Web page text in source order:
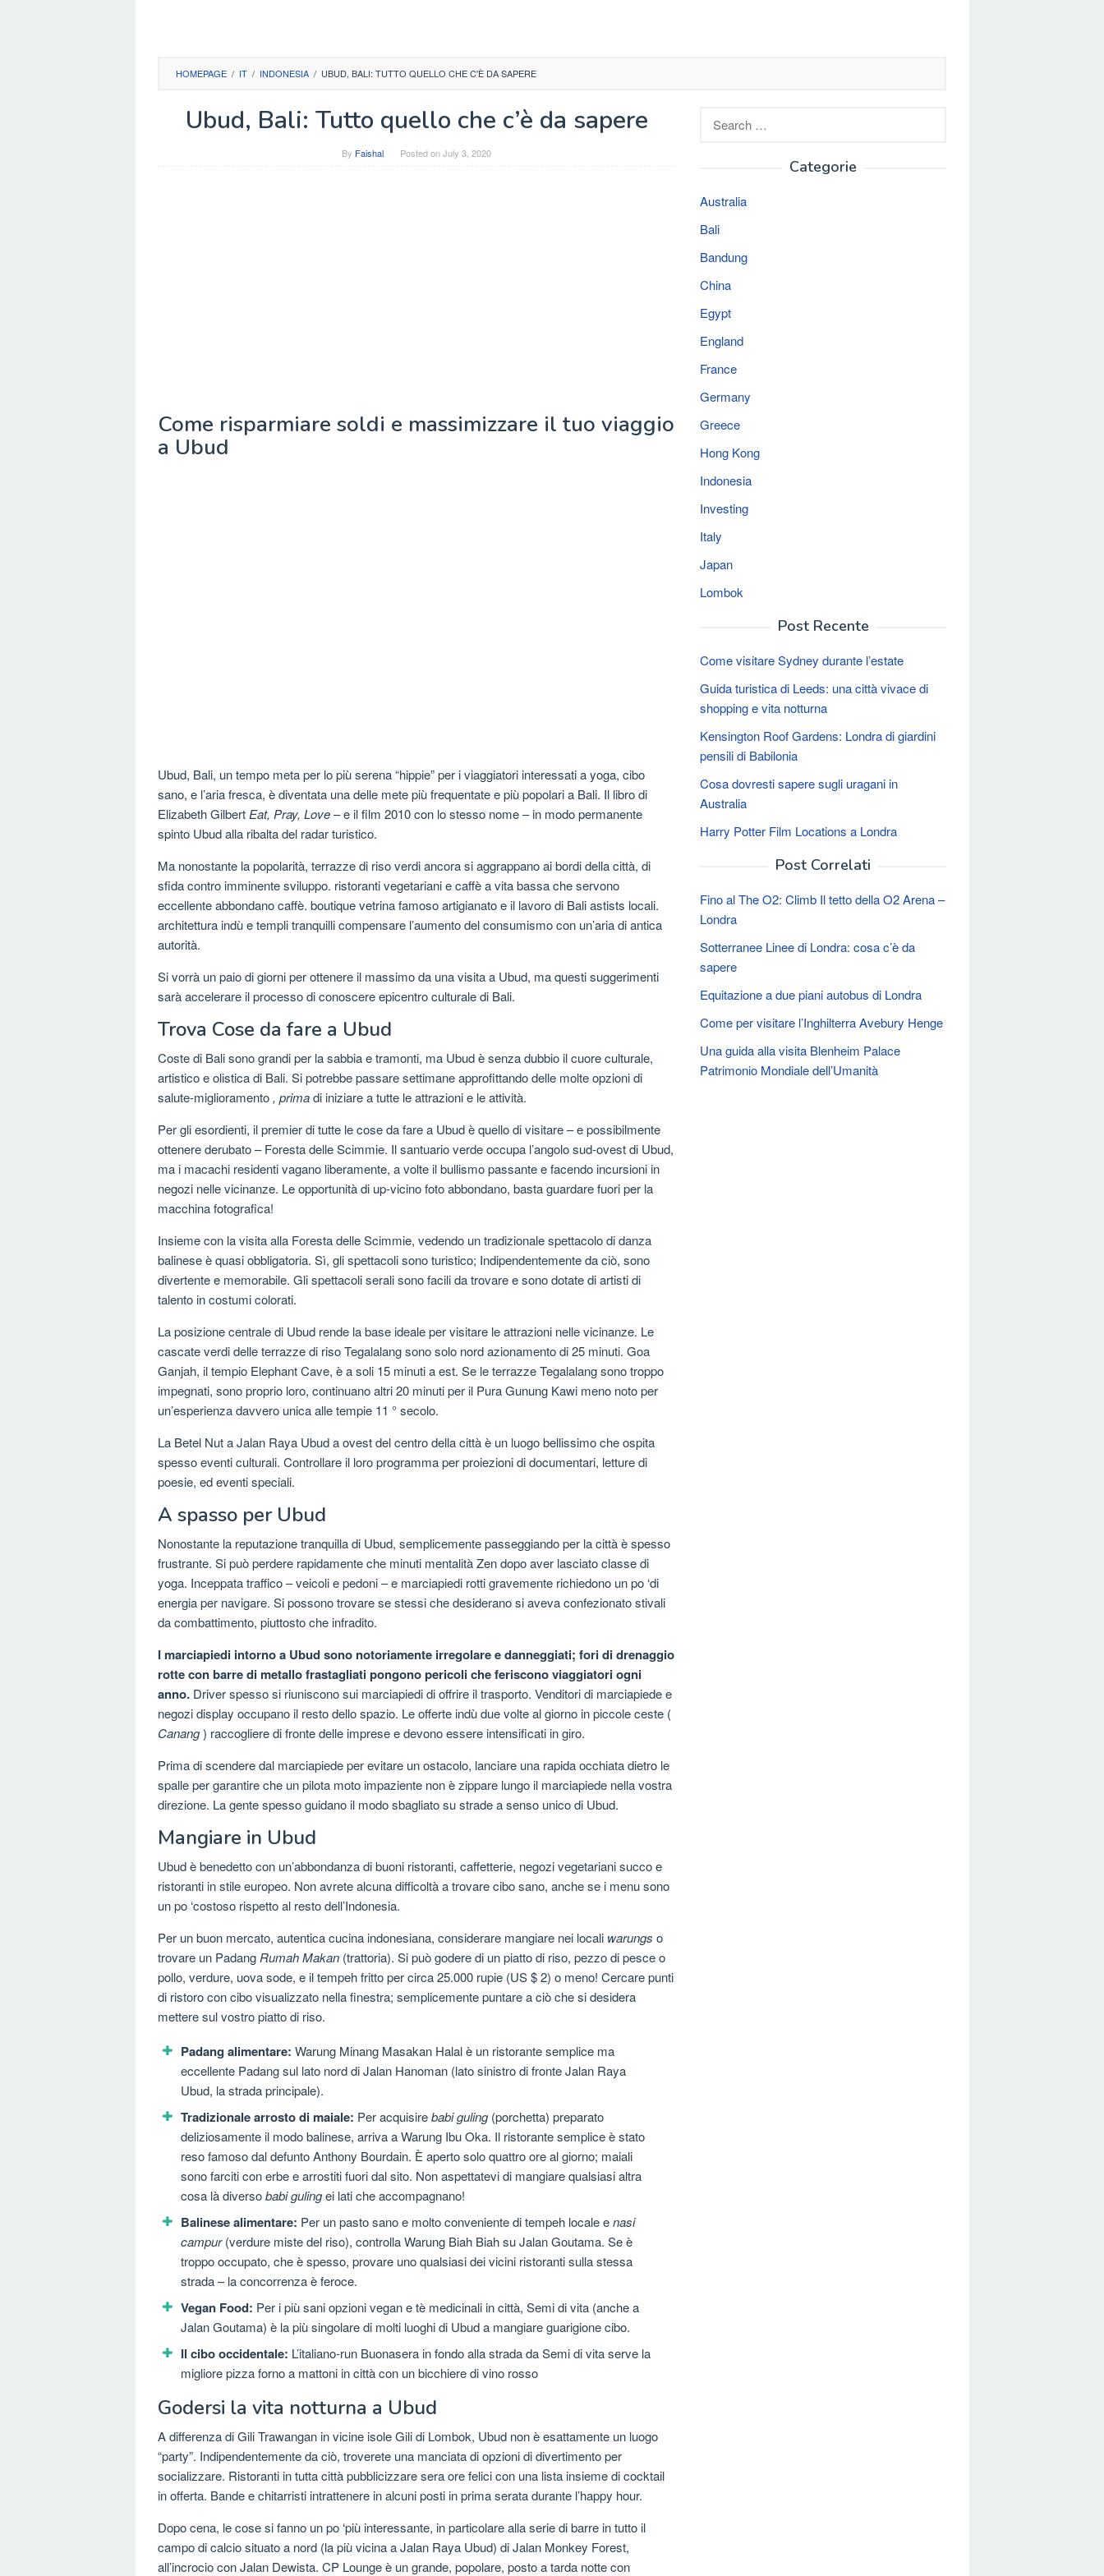
HOMEPAGE / IT / INDONESIA / UBUD, BALI: TUTTO QUELLO CHE C'È DA SAPERE
Ubud, Bali: Tutto quello che c’è da sapere
By Faishal Posted onJuly 3, 2020
Come risparmiare soldi e massimizzare il tuo viaggio
a Ubud
Ubud, Bali, un tempo meta per lo più serena “hippie” per i viaggiatori interessati a yoga, cibo
sano, e l’aria fresca, è diventata una delle mete più frequentate e più popolari a Bali. Il libro di
Elizabeth Gilbert Eat, Pray, Love– e il film 2010 con lo stesso nome – in modo permanente
spinto Ubud alla ribalta del radar turistico.
Ma nonostante la popolarità, terrazze di riso verdi ancora si aggrappano ai bordi della città, di
sfida contro imminente sviluppo. ristoranti vegetariani e caffè a vita bassa che servono
eccellente abbondano caffè. boutique vetrina famoso artigianato e il lavoro di Bali astists locali.
architettura indù e templi tranquilli compensare l’aumento del consumismo con un’aria di antica
autorità.
Si vorrà un paio di giorni per ottenere il massimo da una visita a Ubud, ma questi suggerimenti
sarà accelerare il processo di conoscere epicentro culturale di Bali.
Trova Cose da fare a Ubud
Coste di Bali sono grandi per la sabbia e tramonti, ma Ubud è senza dubbio il cuore culturale,
artistico e olistica di Bali. Si potrebbe passare settimane approfittando delle molte opzioni di
salute-miglioramento , primadi iniziare a tutte le attrazioni e le attività.
Per gli esordienti, il premier di tutte le cose da fare a Ubud è quello di visitare – e possibilmente
ottenere derubato – Foresta delle Scimmie. Il santuario verde occupa l’angolo sud-ovest di Ubud,
ma i macachi residenti vagano liberamente, a volte il bullismo passante e facendo incursioni in
negozi nelle vicinanze. Le opportunità di up-vicino foto abbondano, basta guardare fuori per la
macchina fotografica!
Insieme con la visita alla Foresta delle Scimmie, vedendo un tradizionale spettacolo di danza
balinese è quasi obbligatoria. Sì, gli spettacoli sono turistico; Indipendentemente da ciò, sono
divertente e memorabile. Gli spettacoli serali sono facili da trovare e sono dotate di artisti di
talento in costumi colorati.
La posizione centrale di Ubud rende la base ideale per visitare le attrazioni nelle vicinanze. Le
cascate verdi delle terrazze di riso Tegalalang sono solo nord azionamento di 25 minuti. Goa
Ganjah, il tempio Elephant Cave, è a soli 15 minuti a est. Se le terrazze Tegalalang sono troppo
impegnati, sono proprio loro, continuano altri 20 minuti per il Pura Gunung Kawi meno noto per
un’esperienza davvero unica alle tempie 11 ° secolo.
La Betel Nut a Jalan Raya Ubud a ovest del centro della città è un luogo bellissimo che ospita
spesso eventi culturali. Controllare il loro programma per proiezioni di documentari, letture di
poesie, ed eventi speciali.
A spasso per Ubud
Nonostante la reputazione tranquilla di Ubud, semplicemente passeggiando per la città è spesso
frustrante. Si può perdere rapidamente che minuti mentalità Zen dopo aver lasciato classe di
yoga. Inceppata traffico – veicoli e pedoni – e marciapiedi rotti gravemente richiedono un po ‘di
energia per navigare. Si possono trovare se stessi che desiderano si aveva confezionato stivali
da combattimento, piuttosto che infradito.
I marciapiedi intorno a Ubud sono notoriamente irregolare e danneggiati; fori di drenaggio
rotte con barre di metallo frastagliati pongono pericoli che feriscono viaggiatori ogni
anno. Driver spesso si riuniscono sui marciapiedi di offrire il trasporto. Venditori di marciapiede e
negozi display occupano il resto dello spazio. Le offerte indù due volte al giorno in piccole ceste (
Canang) raccogliere di fronte delle imprese e devono essere intensificati in giro.
Prima di scendere dal marciapiede per evitare un ostacolo, lanciare una rapida occhiata dietro le
spalle per garantire che un pilota moto impaziente non è zippare lungo il marciapiede nella vostra
direzione. La gente spesso guidano il modo sbagliato su strade a senso unico di Ubud.
Mangiare in Ubud
Ubud è benedetto con un’abbondanza di buoni ristoranti, caffetterie, negozi vegetariani succo e
ristoranti in stile europeo. Non avrete alcuna difficoltà a trovare cibo sano, anche se i menu sono
un po ‘costoso rispetto al resto dell’Indonesia.
Per un buon mercato, autentica cucina indonesiana, considerare mangiare nei locali warungs o
trovare un Padang Rumah Makan (trattoria). Si può godere di un piatto di riso, pezzo di pesce o
pollo, verdure, uova sode, e il tempeh fritto per circa 25.000 rupie (US $ 2) o meno! Cercare punti
di ristoro con cibo visualizzato nella finestra; semplicemente puntare a ciò che si desidera
mettere sul vostro piatto di riso.
Padang alimentare: Warung Minang Masakan Halal è un ristorante semplice ma
eccellente Padang sul lato nord di Jalan Hanoman (lato sinistro di fronte Jalan Raya
Ubud, la strada principale).
Tradizionale arrosto di maiale: Per acquisirebabi guling(porchetta) preparato
deliziosamente il modo balinese, arriva a Warung Ibu Oka. Il ristorante semplice è stato
reso famoso dal defunto Anthony Bourdain. È aperto solo quattro ore al giorno; maiali
sono farciti con erbe e arrostiti fuori dal sito. Non aspettatevi di mangiare qualsiasi altra
cosa là diversobabi gulingei lati che accompagnano!
Balinese alimentare: Per un pasto sano e molto conveniente di tempeh locale enasi
campur(verdure miste del riso), controlla Warung Biah Biah su Jalan Goutama. Se è
troppo occupato, che è spesso, provare uno qualsiasi dei vicini ristoranti sulla stessa
strada – la concorrenza è feroce.
Vegan Food: Per i più sani opzioni vegan e tè medicinali in città, Semi di vita (anche a
Jalan Goutama) è la più singolare di molti luoghi di Ubud a mangiare guarigione cibo.
Il cibo occidentale: L’italiano-run Buonasera in fondo alla strada da Semi di vita serve la
migliore pizza forno a mattoni in città con un bicchiere di vino rosso
Godersi la vita notturna a Ubud
A differenza di Gili Trawangan in vicine isole Gili di Lombok, Ubud non è esattamente un luogo
“party”. Indipendentemente da ciò, troverete una manciata di opzioni di divertimento per
socializzare. Ristoranti in tutta città pubblicizzare sera ore felici con una lista insieme di cocktail
in offerta. Bande e chitarristi intrattenere in alcuni posti in prima serata durante l’happy hour.
Dopo cena, le cose si fanno un po ‘più interessante, in particolare alla serie di barre in tutto il
campo di calcio situato a nord (la più vicina a Jalan Raya Ubud) di Jalan Monkey Forest,
all’incrocio con Jalan Dewista. CP Lounge è un grande, popolare, posto a tarda notte con
Categorie
Australia
Bali
Bandung
China
Egypt
England
France
Germany
Greece
Hong Kong
Indonesia
Investing
Italy
Japan
Lombok
Post Recente
Come visitare Sydney durante l’estate
Guida turistica di Leeds: una città vivace di
shopping e vita notturna
Kensington Roof Gardens: Londra di giardini
pensili di Babilonia
Cosa dovresti sapere sugli uragani in
Australia
Harry Potter Film Locations a Londra
Post Correlati
Fino al The O2: Climb Il tetto della O2 Arena –
Londra
Sotterranee Linee di Londra: cosa c’è da
sapere
Equitazione a due piani autobus di Londra
Come per visitare l’Inghilterra Avebury Henge
Una guida alla visita Blenheim Palace
Patrimonio Mondiale dell’Umanità